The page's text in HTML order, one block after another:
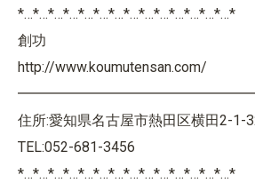
*…*…*…*…*…*…*…*…*…*…*…*…*…*…*
創功
http://www.koumutensan.com/
住所:愛知県名古屋市熱田区横田2-1-
TEL:052-681-3456
*…*…*…*…*…*…*…*…*…*…*…*…*…*…*